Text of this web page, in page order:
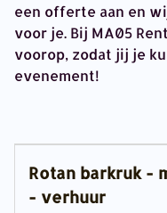
een offerte aan en
voor je. Bij MA05
voorop, zodat jij je
evenement!
Rotan barkruk -
- verhuur